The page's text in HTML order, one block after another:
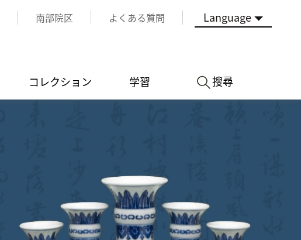
南部院区 よくある質問 Language
コレクション 学習 搜尋